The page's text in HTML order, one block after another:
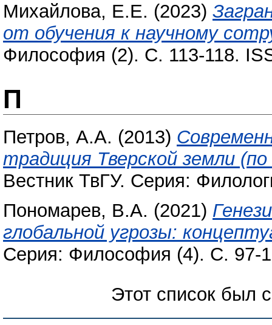
Михайлова, Е.Е. (2023)
от обучения к научному
Философия (2). С. 113-118.
П
Петров, А.А. (2013)
традиция Тверской земли
Вестник ТвГУ. Серия:
Пономарев, В.А. (2021)
глобальной угрозы:
Серия: Философия (4). С. 97-
Этот список был